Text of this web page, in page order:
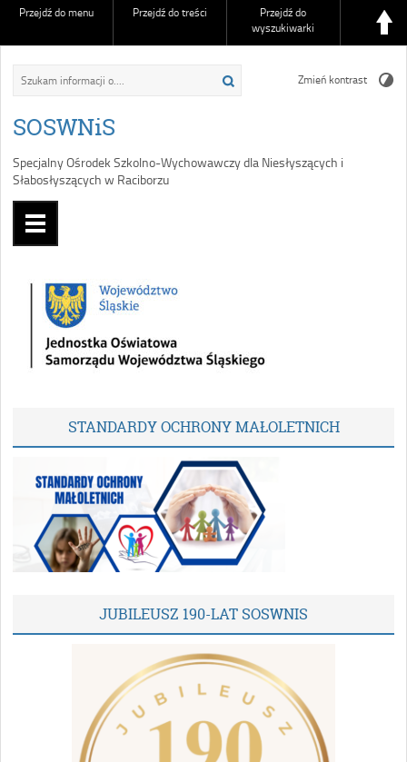
Przejdź do menu Przejdź do treści
Przejdź do
wyszukiwarki
SOSWNiS
Specjalny Ośrodek Szkolno-Wychowawczy dla Niesłyszących i
Słabosłyszących w Raciborzu
Zmień kontrast
STANDARDY OCHRONY MAŁOLETNICH
JUBILEUSZ 190-LAT SOSWNIS